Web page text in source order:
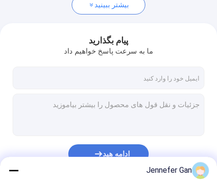
ورق های اکریلیک بهداشتی
ورق آکریلیک lgp
حصار مانع صدا
بیشتر ببینید
پیام بگذارید
ما به سرعت پاسخ خواهیم داد
ادامه هید
Jennefer Gan